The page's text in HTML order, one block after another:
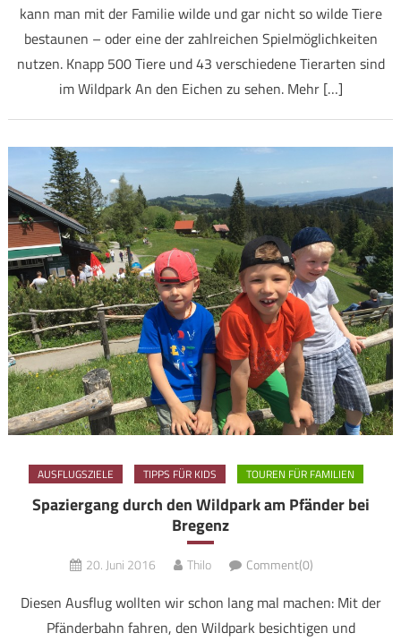
kann man mit der Familie wilde und gar nicht so wilde Tiere
bestaunen – oder eine der zahlreichen Spielmöglichkeiten
nutzen. Knapp 500 Tiere und 43 verschiedene Tierarten sind
im Wildpark An den Eichen zu sehen. Mehr […]
AUSFLUGSZIELE TIPPS FÜR KIDS TOUREN FÜR FAMILIEN
Spaziergang durch den Wildpark am Pfänder bei
Bregenz
20. Juni 2016 Thilo Comment(0)
Diesen Ausflug wollten wir schon lang mal machen: Mit der
Pfänderbahn fahren, den Wildpark besichtigen und